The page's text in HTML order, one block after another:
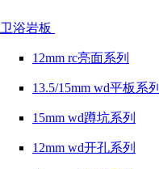
卫浴岩板
12mm rc亮面系列
13.5/15mm wd平板系列
15mm wd蹲坑系列
12mm wd开孔系列